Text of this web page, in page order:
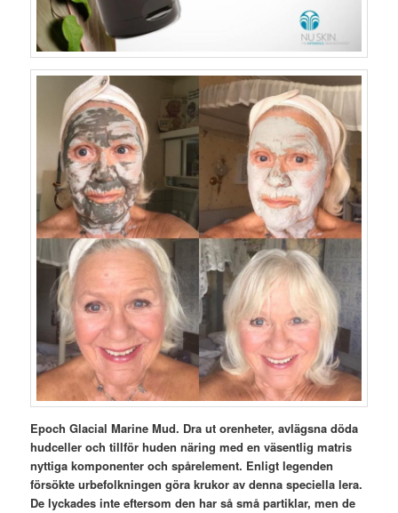
Epoch Glacial Marine Mud. Dra ut orenheter, avlägsna döda
hudceller och tillför huden näring med en väsentlig matris
nyttiga komponenter och spårelement. Enligt legenden
försökte urbefolkningen göra krukor av denna speciella lera.
De lyckades inte eftersom den har så små partiklar, men de